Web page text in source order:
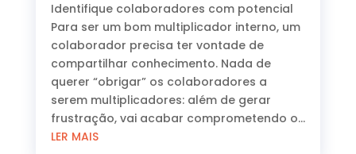
Identifique colaboradores com potencial
Para ser um bom multiplicador interno, um
colaborador precisa ter vontade de
compartilhar conhecimento. Nada de
querer “obrigar” os colaboradores a
serem multiplicadores: além de gerar
frustração, vai acabar comprometendo o...
LER MAIS